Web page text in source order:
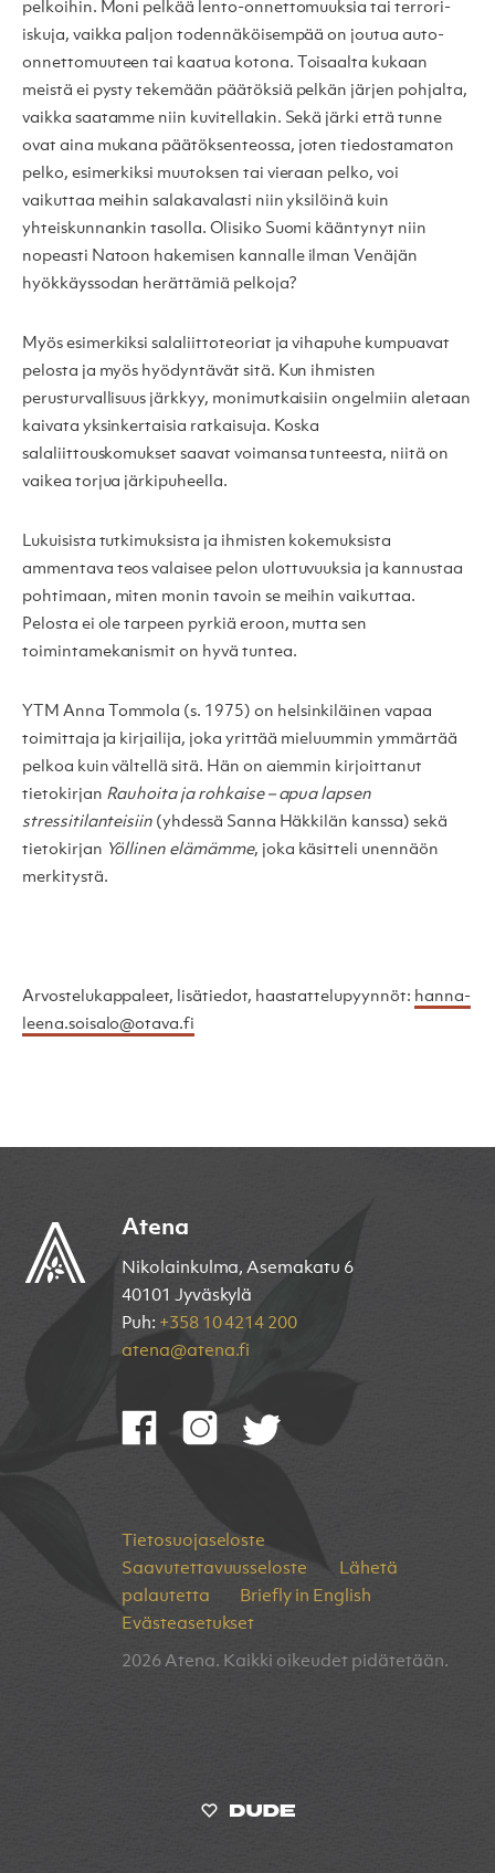
pelkoihin. Moni pelkää lento-onnettomuuksia tai terrori-
iskuja, vaikka paljon todennäköisempää on joutua auto-
onnettomuuteen tai kaatua kotona. Toisaalta kukaan
meistä ei pysty tekemään päätöksiä pelkän järjen pohjalta,
vaikka saatamme niin kuvitellakin. Sekä järki että tunne
ovat aina mukana päätöksenteossa, joten tiedostamaton
pelko, esimerkiksi muutoksen tai vieraan pelko, voi
vaikuttaa meihin salakavalasti niin yksilöinä kuin
yhteiskunnankin tasolla. Olisiko Suomi kääntynyt niin
nopeasti Natoon hakemisen kannalle ilman Venäjän
hyökkäyssodan herättämiä pelkoja?
Myös esimerkiksi salaliittoteoriat ja vihapuhe kumpuavat
pelosta ja myös hyödyntävät sitä. Kun ihmisten
perusturvallisuus järkkyy, monimutkaisiin ongelmiin aletaan
kaivata yksinkertaisia ratkaisuja. Koska
salaliittouskomukset saavat voimansa tunteesta, niitä on
vaikea torjua järkipuheella.
Lukuisista tutkimuksista ja ihmisten kokemuksista
ammentava teos valaisee pelon ulottuvuuksia ja kannustaa
pohtimaan, miten monin tavoin se meihin vaikuttaa.
Pelosta ei ole tarpeen pyrkiä eroon, mutta sen
toimintamekanismit on hyvä tuntea.
YTM Anna Tommola (s. 1975) on helsinkiläinen vapaa
toimittaja ja kirjailija, joka yrittää mieluummin ymmärtää
pelkoa kuin vältellä sitä. Hän on aiemmin kirjoittanut
tietokirjan Rauhoita ja rohkaise – apua lapsen
stressitilanteisiin (yhdessä Sanna Häkkilän kanssa) sekä
tietokirjan Yöllinen elämämme, joka käsitteli unennäön
merkitystä.
Arvostelukappaleet, lisätiedot, haastattelupyynnöt: hanna-
leena.soisalo@otava.fi
Atena
Nikolainkulma, Asemakatu 6
40101 Jyväskylä
Puh: +358 10 4214 200
atena@atena.fi
Tietosuojaseloste
Saavutettavuusseloste
Lähetä
palautetta
Briefly in English
Evästeasetukset
2026 Atena. Kaikki oikeudet pidätetään.